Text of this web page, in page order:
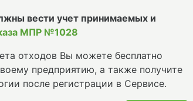
вести учет принимаемых и
МПР №1028
отходов Вы можете бесплатно
предприятию, а также получите
после регистрации в Сервисе.